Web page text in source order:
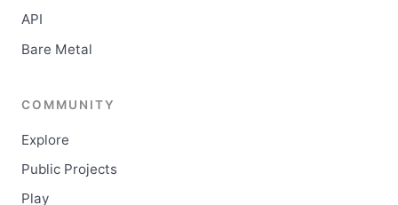
API
Bare Metal
COMMUNITY
Explore
Public Projects
Play